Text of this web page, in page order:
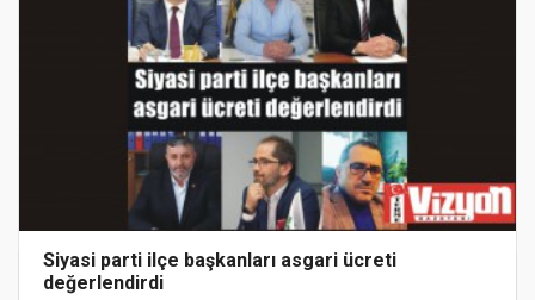
Siyasi parti ilçe başkanları asgari ücreti
değerlendirdi